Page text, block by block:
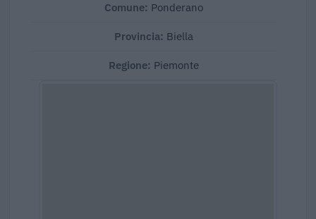
Comune: Ponderano
Provincia: Biella
Regione: Piemonte